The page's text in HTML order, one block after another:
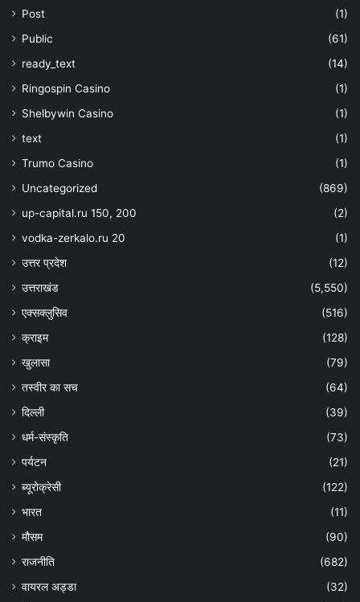
Post
(1)
Public
(61)
ready_text
(14)
Ringospin Casino
(1)
Shelbywin Casino
(1)
text
(1)
Trumo Casino
(1)
Uncategorized
(869)
up-capital.ru 150, 200
(2)
vodka-zerkalo.ru 20
(1)
उत्तर प्रदेश
(12)
उत्तराखंड
(5,550)
एक्सक्लुसिव
(516)
क्राइम
(128)
खुलासा
(79)
तस्वीर का सच
(64)
दिल्ली
(39)
धर्म-संस्कृति
(73)
पर्यटन
(21)
ब्यूरोक्रेसी
(122)
भारत
(11)
मौसम
(90)
राजनीति
(682)
वायरल अड्डा
(32)